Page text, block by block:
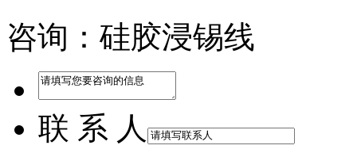
咨询：硅胶浸锡线
联 系 人